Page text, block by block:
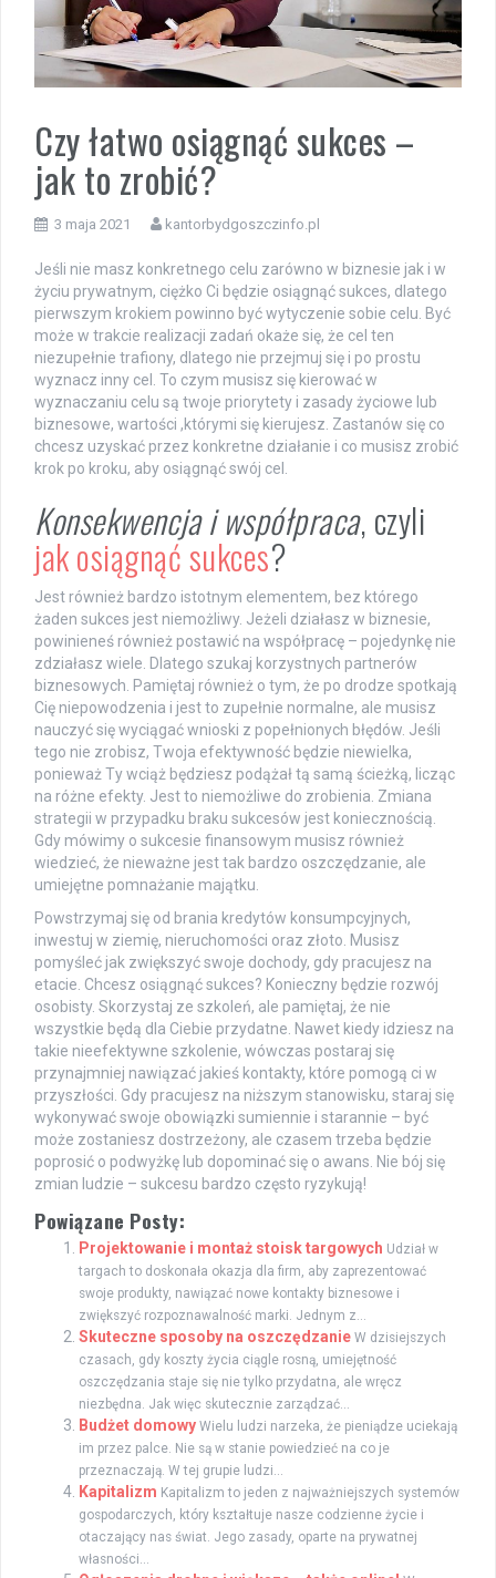
Czy łatwo osiągnąć sukces –
jak to zrobić?
3 maja 2021 kantorbydgoszczinfo.pl
Jeśli nie masz konkretnego celu zarówno w biznesie jak i w
życiu prywatnym, ciężko Ci będzie osiągnąć sukces, dlatego
pierwszym krokiem powinno być wytyczenie sobie celu. Być
może w trakcie realizacji zadań okaże się, że cel ten
niezupełnie trafiony, dlatego nie przejmuj się i po prostu
wyznacz inny cel. To czym musisz się kierować w
wyznaczaniu celu są twoje priorytety i zasady życiowe lub
biznesowe, wartości ,którymi się kierujesz. Zastanów się co
chcesz uzyskać przez konkretne działanie i co musisz zrobić
krok po kroku, aby osiągnąć swój cel.
Konsekwencja i współpraca, czyli
jak osiągnąć sukces?
Jest również bardzo istotnym elementem, bez którego
żaden sukces jest niemożliwy. Jeżeli działasz w biznesie,
powinieneś również postawić na współpracę – pojedynkę nie
zdziałasz wiele. Dlatego szukaj korzystnych partnerów
biznesowych. Pamiętaj również o tym, że po drodze spotkają
Cię niepowodzenia i jest to zupełnie normalne, ale musisz
nauczyć się wyciągać wnioski z popełnionych błędów. Jeśli
tego nie zrobisz, Twoja efektywność będzie niewielka,
ponieważ Ty wciąż będziesz podążał tą samą ścieżką, licząc
na różne efekty. Jest to niemożliwe do zrobienia. Zmiana
strategii w przypadku braku sukcesów jest koniecznością.
Gdy mówimy o sukcesie finansowym musisz również
wiedzieć, że nieważne jest tak bardzo oszczędzanie, ale
umiejętne pomnażanie majątku.
Powstrzymaj się od brania kredytów konsumpcyjnych,
inwestuj w ziemię, nieruchomości oraz złoto. Musisz
pomyśleć jak zwiększyć swoje dochody, gdy pracujesz na
etacie. Chcesz osiągnąć sukces? Konieczny będzie rozwój
osobisty. Skorzystaj ze szkoleń, ale pamiętaj, że nie
wszystkie będą dla Ciebie przydatne. Nawet kiedy idziesz na
takie nieefektywne szkolenie, wówczas postaraj się
przynajmniej nawiązać jakieś kontakty, które pomogą ci w
przyszłości. Gdy pracujesz na niższym stanowisku, staraj się
wykonywać swoje obowiązki sumiennie i starannie – być
może zostaniesz dostrzeżony, ale czasem trzeba będzie
poprosić o podwyżkę lub dopominać się o awans. Nie bój się
zmian ludzie – sukcesu bardzo często ryzykują!
Powiązane Posty:
Projektowanie i montaż stoisk targowych Udział w
targach to doskonała okazja dla firm, aby zaprezentować
swoje produkty, nawiązać nowe kontakty biznesowe i
zwiększyć rozpoznawalność marki. Jednym z...
Skuteczne sposoby na oszczędzanie W dzisiejszych
czasach, gdy koszty życia ciągle rosną, umiejętność
oszczędzania staje się nie tylko przydatna, ale wręcz
niezbędna. Jak więc skutecznie zarządzać...
Budżet domowy Wielu ludzi narzeka, że pieniądze uciekają
im przez palce. Nie są w stanie powiedzieć na co je
przeznaczają. W tej grupie ludzi...
Kapitalizm Kapitalizm to jeden z najważniejszych systemów
gospodarczych, który kształtuje nasze codzienne życie i
otaczający nas świat. Jego zasady, oparte na prywatnej
własności...